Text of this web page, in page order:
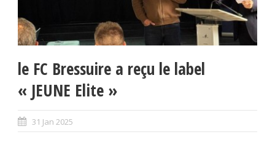
le FC Bressuire a reçu le label
« JEUNE Elite »
31 Jan 2025